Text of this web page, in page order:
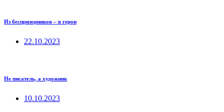
Из беспризорников – в герои
22.10.2023
Не писатель, а художник
10.10.2023